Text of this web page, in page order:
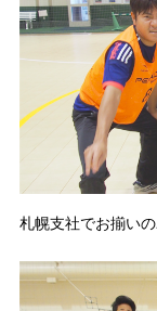
札幌支社でお揃い